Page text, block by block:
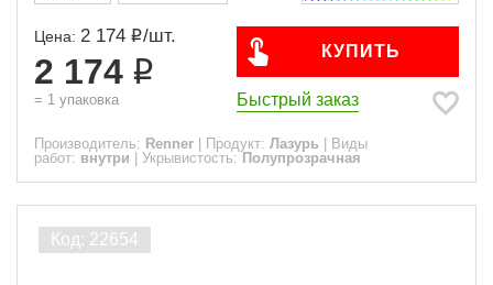
Цена: 2 174 /шт.
2 174
= 1 упаковка
КУПИТЬ
Быстрый заказ
Производитель: Renner Продукт: Лазурь
Виды
работ: внутри Укрывистость: Полупрозрачная